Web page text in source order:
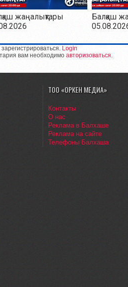
жаңалықтары
Балқаш
Login
вам необходимо авторизоваться.
ТОО «ОРКЕН МЕДИА»
Контакты
О нас
Реклама в Балхаше
Реклама на сайте
Телефоны Балхаша